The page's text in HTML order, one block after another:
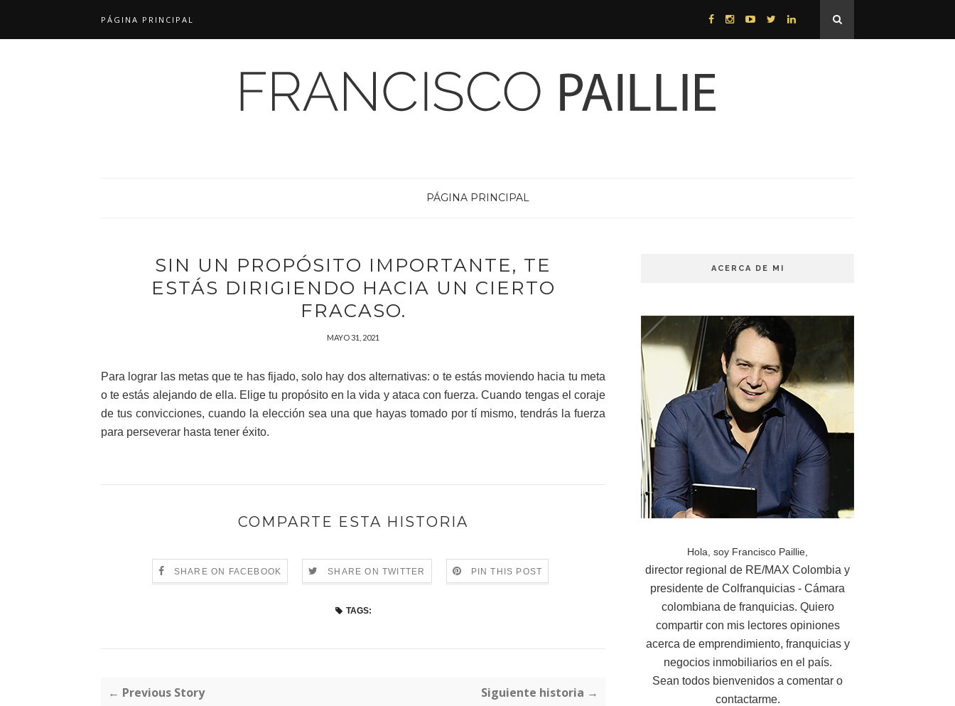
PÁGINA PRINCIPAL
PÁGINA PRINCIPAL
SIN UN PROPÓSITO IMPORTANTE, TE
ESTÁS DIRIGIENDO HACIA UN CIERTO
FRACASO.
MAYO 31, 2021
Para lograr las metas que te has fijado, solo hay dos alternativas: o te estás moviendo hacia tu meta
o te estás alejando de ella. Elige tu propósito en la vida y ataca con fuerza. Cuando tengas el coraje
de tus convicciones, cuando la elección sea una que hayas tomado por tí mismo, tendrás la fuerza
para perseverar hasta tener éxito.
COMPARTE ESTA HISTORIA
SHARE ON FACEBOOK SHARE ON TWITTER PIN THIS POST
TAGS:
← Previous Story Siguiente historia →
ACERCA DE MI
Hola, soy Francisco Paillie,
director regional de RE/MAX Colombia y
presidente de Colfranquicias - Cámara
colombiana de franquicias. Quiero
compartir con mis lectores opiniones
acerca de emprendimiento, franquicias y
negocios inmobiliarios en el país.
Sean todos bienvenidos a comentar o
contactarme.